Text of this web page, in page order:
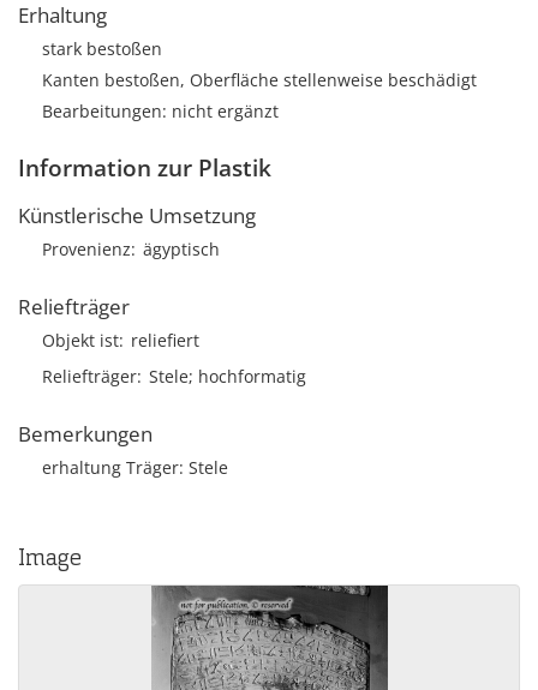
Erhaltung
stark bestoßen
Kanten bestoßen, Oberfläche stellenweise beschädigt
Bearbeitungen: nicht ergänzt
Information zur Plastik
Künstlerische Umsetzung
Provenienz ägyptisch
Reliefträger
Objekt ist reliefiert
Reliefträger Stele; hochformatig
Bemerkungen
erhaltung Träger: Stele
Image